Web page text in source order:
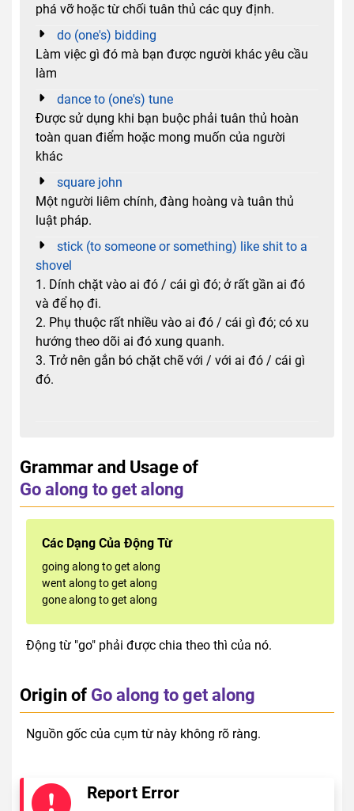
phá vỡ hoặc từ chối tuân thủ các quy định.
do (one's) bidding
Làm việc gì đó mà bạn được người khác yêu cầu
làm
dance to (one's) tune
Được sử dụng khi bạn buộc phải tuân thủ hoàn
toàn quan điểm hoặc mong muốn của người
khác
square john
Một người liêm chính, đàng hoàng và tuân thủ
luật pháp.
stick (to someone or something) like shit to a
shovel
1. Dính chặt vào ai đó / cái gì đó; ở rất gần ai đó
và để họ đi.
2. Phụ thuộc rất nhiều vào ai đó / cái gì đó; có xu
hướng theo dõi ai đó xung quanh.
3. Trở nên gắn bó chặt chẽ với / với ai đó / cái gì
đó.
Grammar and Usage of
Go along to get along
Các Dạng Của Động Từ
going along to get along
went along to get along
gone along to get along
Động từ "go" phải được chia theo thì của nó.
Origin of Go along to get along
Nguồn gốc của cụm từ này không rõ ràng.
Report Error